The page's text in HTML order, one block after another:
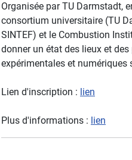
Organisée par TU Darmstadt,
consortium universitaire (TU
SINTEF) et le Combustion
donner un état des lieux et
expérimentales et numériques
Lien d'inscription : lien
Plus d'informations : lien